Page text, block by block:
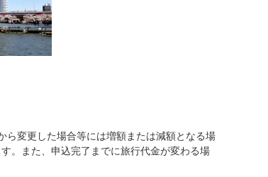
ら変更した場合等には増額または減額となる場
。また、申込完了までに旅行代金が変わる場